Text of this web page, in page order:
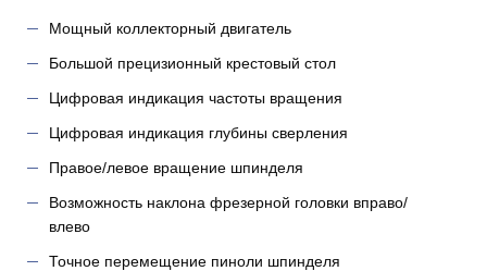
Мощный коллекторный двигатель
Большой прецизионный крестовый стол
Цифровая индикация частоты вращения
Цифровая индикация глубины сверления
Правое/левое вращение шпинделя
Возможность наклона фрезерной головки вправо/
влево
Точное перемещение пиноли шпинделя